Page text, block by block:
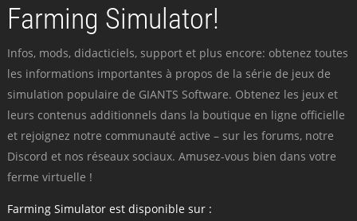
Farming Simulator!
Infos, mods, didacticiels, support et plus encore: obtenez toutes
les informations importantes à propos de la série de jeux de
simulation populaire de GIANTS Software. Obtenez les jeux et
leurs contenus additionnels dans la boutique en ligne officielle
et rejoignez notre communauté active – sur les forums, notre
Discord et nos réseaux sociaux. Amusez-vous bien dans votre
ferme virtuelle !
Farming Simulator est disponible sur :